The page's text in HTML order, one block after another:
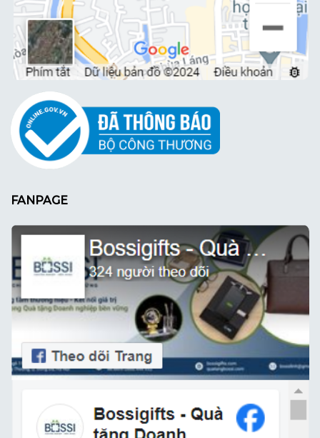
FANPAGE